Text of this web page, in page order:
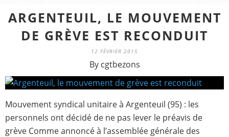
ARGENTEUIL, LE MOUVEMENT
DE GRÈVE EST RECONDUIT
12 FÉVRIER 2015
By cgtbezons
Mouvement syndical unitaire à Argenteuil (95) : les
personnels ont décidé de ne pas lever le préavis de
grève Comme annoncé à l’assemblée générale des